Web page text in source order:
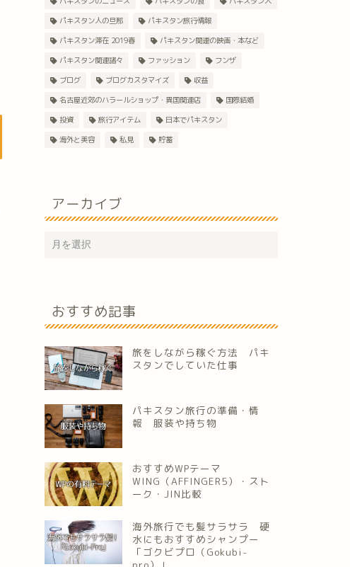
パキスタン人の旦那
パキスタン旅行情報
パキスタン滞在 2019春
パキスタン関連の映画・本など
パキスタン関連諸々
ファッション
フンザ
ブログ
ブログカスタマイズ
収益
名古屋近郊のハラールショップ・異国関連店
国際結婚
投資
旅行アイテム
日本でパキスタン
海外と美容
私見 貯蓄
アーカイブ
おすすめ記事
旅をしながら稼ぐ方法 パキ
スタンでしていた仕事
パキスタン旅行の準備・情
報 服装や持ち物
おすすめWPテーマ
WING（AFFINGER5）・スト
ーク・JIN比較
海外旅行でも髪サラサラ 硬
水にもおすすめシャンプー
「ゴクビプロ（Gokubi-